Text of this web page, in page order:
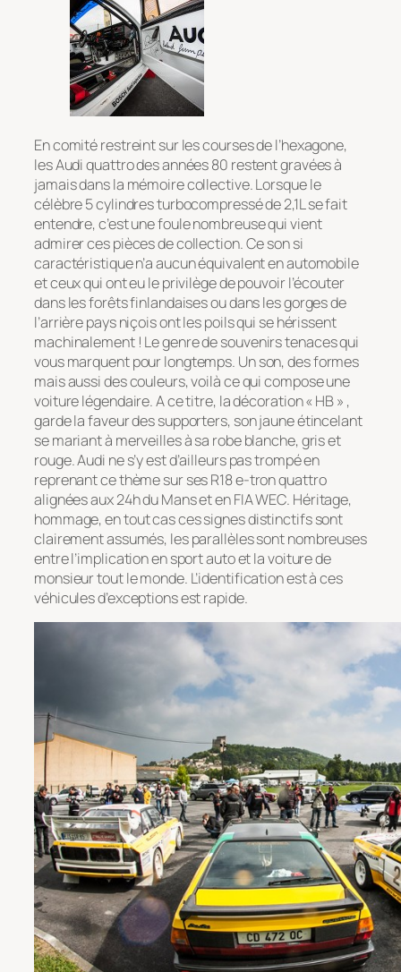
En comité restreint sur les courses de l’hexagone,
les Audi quattro des années 80 restent gravées à
jamais dans la mémoire collective. Lorsque le
célèbre 5 cylindres turbocompressé de 2,1L se fait
entendre, c’est une foule nombreuse qui vient
admirer ces pièces de collection. Ce son si
caractéristique n’a aucun équivalent en automobile
et ceux qui ont eu le privilège de pouvoir l’écouter
dans les forêts finlandaises ou dans les gorges de
l’arrière pays niçois ont les poils qui se hérissent
machinalement ! Le genre de souvenirs tenaces qui
vous marquent pour longtemps. Un son, des formes
mais aussi des couleurs, voilà ce qui compose une
voiture légendaire. A ce titre, la décoration « HB » ,
garde la faveur des supporters, son jaune étincelant
se mariant à merveilles à sa robe blanche, gris et
rouge. Audi ne s’y est d’ailleurs pas trompé en
reprenant ce thème sur ses R18 e-tron quattro
alignées aux 24h du Mans et en FIA WEC. Héritage,
hommage, en tout cas ces signes distinctifs sont
clairement assumés, les parallèles sont nombreuses
entre l’implication en sport auto et la voiture de
monsieur tout le monde. L’identification est à ces
véhicules d’exceptions est rapide.